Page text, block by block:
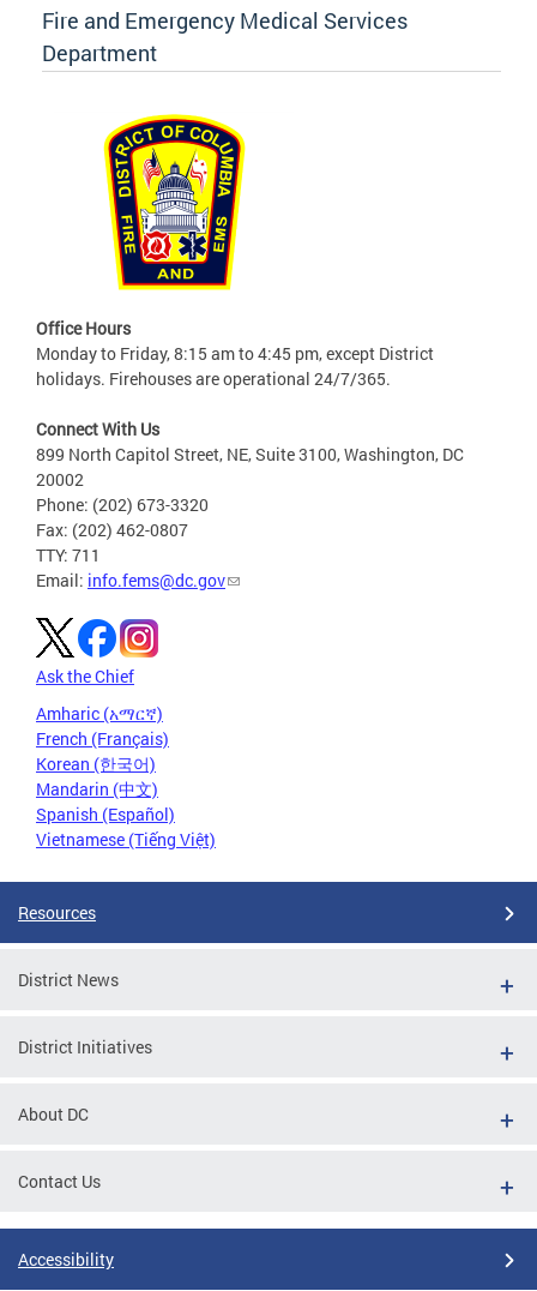
Fire and Emergency Medical Services
Department
Office Hours
Monday to Friday, 8:15 am to 4:45 pm, except District
holidays. Firehouses are operational 24/7/365.
Connect With Us
899 North Capitol Street, NE, Suite 3100, Washington, DC
20002
Phone: (202) 673-3320
Fax: (202) 462-0807
TTY: 711
Email: info.fems@dc.gov
Ask the Chief
Amharic (አማርኛ)
French (Français)
Korean (한국어)
Mandarin (中文)
Spanish (Español)
Vietnamese (Tiếng Việt)
Resources
District News
District Initiatives
About DC
Contact Us
Accessibility